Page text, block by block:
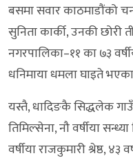
बसमा सवार काठमाडौंको
सुनिता कार्की, उनकी छोरी
नगरपालिका–११ का ७३
धनिमाया धमला घाइते
यस्तै, धादिङकै सिद्धलेक
तिमिल्सेना, नौ वर्षीया
वर्षीया राजकुमारी श्रेष्ठ,